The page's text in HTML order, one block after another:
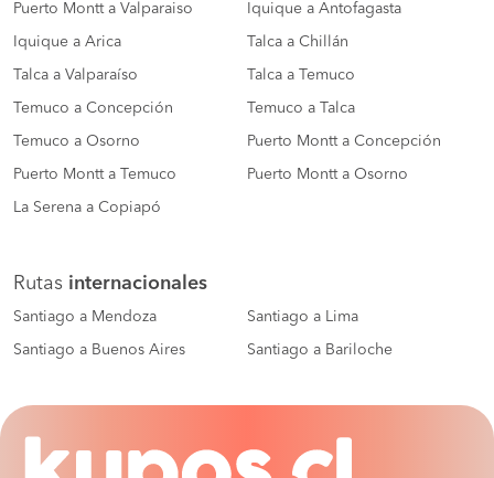
Puerto Montt a Valparaiso Iquique a Antofagasta
Iquique a Arica Talca a Chillán
Talca a Valparaíso Talca a Temuco
Temuco a Concepción Temuco a Talca
Temuco a Osorno Puerto Montt a Concepción
Puerto Montt a Temuco Puerto Montt a Osorno
La Serena a Copiapó
Rutas internacionales
Santiago a Mendoza Santiago a Lima
Santiago a Buenos Aires Santiago a Bariloche